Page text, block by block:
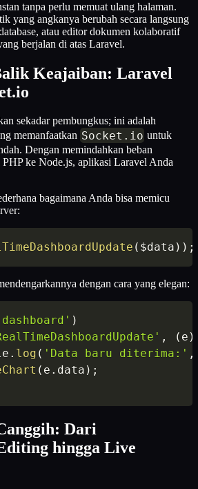
tanpa perlu memuat ulang halaman.
yang angkanya berubah secara langsung
atau editor dokumen kolaboratif
berjalan di atas Laravel.
Keajaiban: Laravel
sekadar pembungkus; ini adalah
memanfaatkan Socket . io untuk
Dengan memindahkan beban
ke Node.js, aplikasi Laravel Anda
bagaimana Anda bisa memicu
( $data ) ) ;
dengan cara yang elegan:
)
, ( e )
. log ( 'Data baru diterima:' ,
( e . data ) ;
Dari
hingga Live